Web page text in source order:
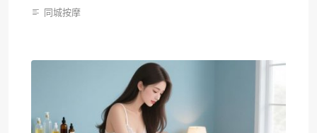
同城按摩